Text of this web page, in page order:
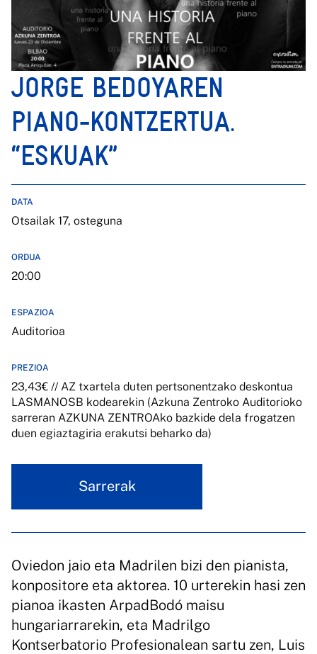
JORGE BEDOYAREN
PIANO-KONTZERTUA.
“ESKUAK”
DATA
Otsailak 17, osteguna
ORDUA
20:00
ESPAZIOA
Auditorioa
PREZIOA
23,43€ // AZ txartela duten pertsonentzako deskontua
LASMANOSB kodearekin (Azkuna Zentroko Auditorioko
sarreran AZKUNA ZENTROAko bazkide dela frogatzen
duen egiaztagiria erakutsi beharko da)
Sarrerak
Oviedon jaio eta Madrilen bizi den pianista,
konpositore eta aktorea. 10 urterekin hasi zen
pianoa ikasten ArpadBodó maisu
hungariarrarekin, eta Madrilgo
Kontserbatorio Profesionalean sartu zen, Luis